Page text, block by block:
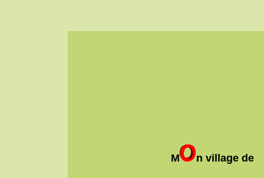
M n village de